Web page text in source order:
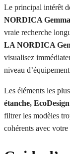
Le principal intérêt
NORDICA Gemma
vraie recherche
LA NORDICA
visualisez
niveau
Les éléments les
étanche,
filtrer les modèles
cohérents avec votre